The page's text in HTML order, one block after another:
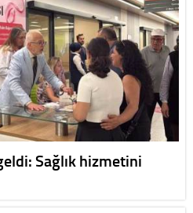
Sağlık hizmetini